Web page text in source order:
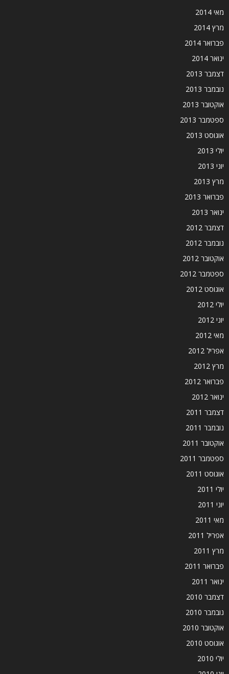
מאי 2014
מרץ 2014
פברואר 2014
ינואר 2014
דצמבר 2013
נובמבר 2013
אוקטובר 2013
ספטמבר 2013
אוגוסט 2013
יולי 2013
יוני 2013
מרץ 2013
פברואר 2013
ינואר 2013
דצמבר 2012
נובמבר 2012
אוקטובר 2012
ספטמבר 2012
אוגוסט 2012
יולי 2012
יוני 2012
מאי 2012
אפריל 2012
מרץ 2012
פברואר 2012
ינואר 2012
דצמבר 2011
נובמבר 2011
אוקטובר 2011
ספטמבר 2011
אוגוסט 2011
יולי 2011
יוני 2011
מאי 2011
אפריל 2011
מרץ 2011
פברואר 2011
ינואר 2011
דצמבר 2010
נובמבר 2010
אוקטובר 2010
אוגוסט 2010
יולי 2010